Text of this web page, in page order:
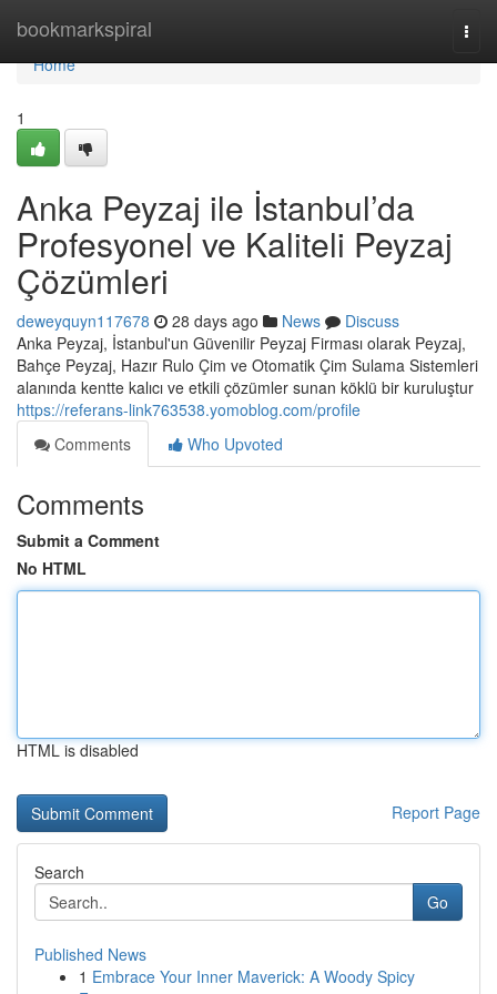
bookmarkspiral
Home
Home
1
Anka Peyzaj ile İstanbul’da
Profesyonel ve Kaliteli Peyzaj
Çözümleri
deweyquyn117678 28 days ago News
Discuss
Anka Peyzaj, İstanbul'un Güvenilir Peyzaj Firması olarak Peyzaj,
Bahçe Peyzaj, Hazır Rulo Çim ve Otomatik Çim Sulama Sistemleri
alanında kentte kalıcı ve etkili çözümler sunan köklü bir kuruluştur
https://referans-link763538.yomoblog.com/profile
Comments
Who Upvoted
Comments
Submit a Comment
No HTML
HTML is disabled
Report Page
Search
Go
Published News
1 Embrace Your Inner Maverick: A Woody Spicy